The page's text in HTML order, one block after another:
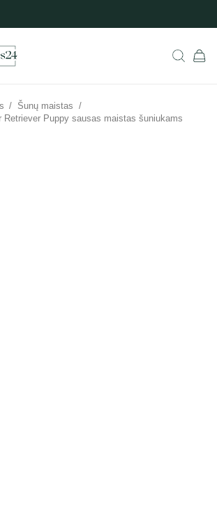
/ Šunų maistas /
Retriever Puppy sausas maistas šuniukams